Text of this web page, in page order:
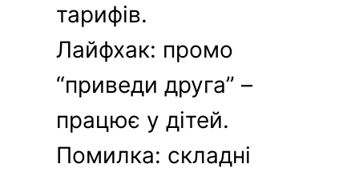
тарифів.
Лайфхак: промо
“приведи друга” –
працює у дітей.
Помилка: складні